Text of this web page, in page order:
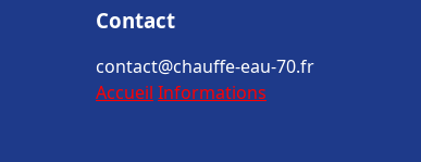
Contact
contact@chauffe-eau-70.fr
Accueil Informations